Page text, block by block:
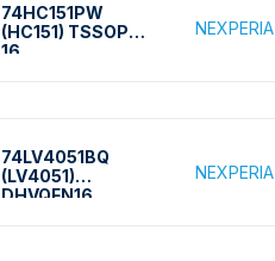
74HC151PW
(HC151) TSSOP-
16
NEXPERIA
74LV4051BQ
(LV4051)
DHVQFN16
NEXPERIA